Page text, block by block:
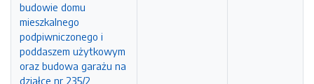
budowie domu
mieszkalnego
podpiwniczonego i
poddaszem użytkowym
oraz budowa garażu na
działce nr 235/2